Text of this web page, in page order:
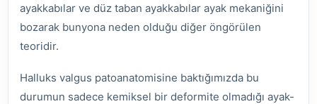
ayakkabılar ve düz taban ayakkabılar ayak mekaniğini
bozarak bunyona neden olduğu diğer öngörülen
teoridir.
Halluks valgus patoanatomisine baktığımızda bu
durumun sadece kemiksel bir deformite olmadığı ayak-